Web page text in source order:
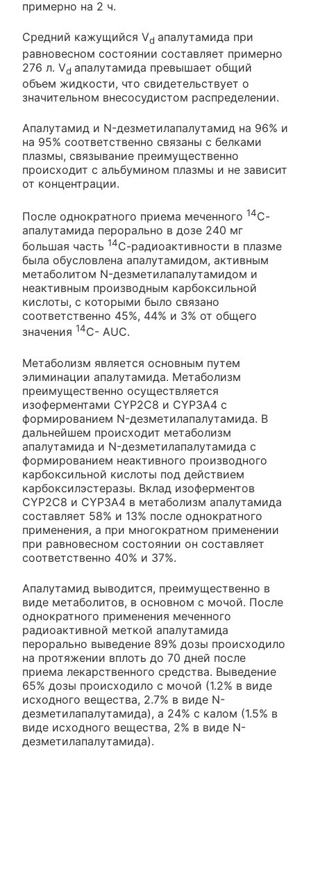
примерно на 2 ч.
Средний кажущийся Vd апалутамида при
равновесном состоянии составляет примерно
276 л. Vd апалутамида превышает общий
объем жидкости, что свидетельствует о
значительном внесосудистом распределении.
Апалутамид и N-дезметилапалутамид на 96% и
на 95% соответственно связаны с белками
плазмы, связывание преимущественно
происходит с альбумином плазмы и не зависит
от концентрации.
После однократного приема меченного 14С-
апалутамида перорально в дозе 240 мг
большая часть 14С-радиоактивности в плазме
была обусловлена апалутамидом, активным
метаболитом N-дезметилапалутамидом и
неактивным производным карбоксильной
кислоты, с которыми было связано
соответственно 45%, 44% и 3% от общего
значения 14С- AUC.
Метаболизм является основным путем
элиминации апалутамида. Метаболизм
преимущественно осуществляется
изоферментами CYP2C8 и CYP3A4 с
формированием N-дезметилапалутамида. В
дальнейшем происходит метаболизм
апалутамида и N-дезметилапалутамида с
формированием неактивного производного
карбоксильной кислоты под действием
карбоксилэстеразы. Вклад изоферментов
CYP2C8 и CYP3A4 в метаболизм апалутамида
составляет 58% и 13% после однократного
применения, а при многократном применении
при равновесном состоянии он составляет
соответственно 40% и 37%.
Апалутамид выводится, преимущественно в
виде метаболитов, в основном с мочой. После
однократного применения меченного
радиоактивной меткой апалутамида
перорально выведение 89% дозы происходило
на протяжении вплоть до 70 дней после
приема лекарственного средства. Выведение
65% дозы происходило с мочой (1.2% в виде
исходного вещества, 2.7% в виде N-
дезметилапалутамида), а 24% с калом (1.5% в
виде исходного вещества, 2% в виде N-
дезметилапалутамида).